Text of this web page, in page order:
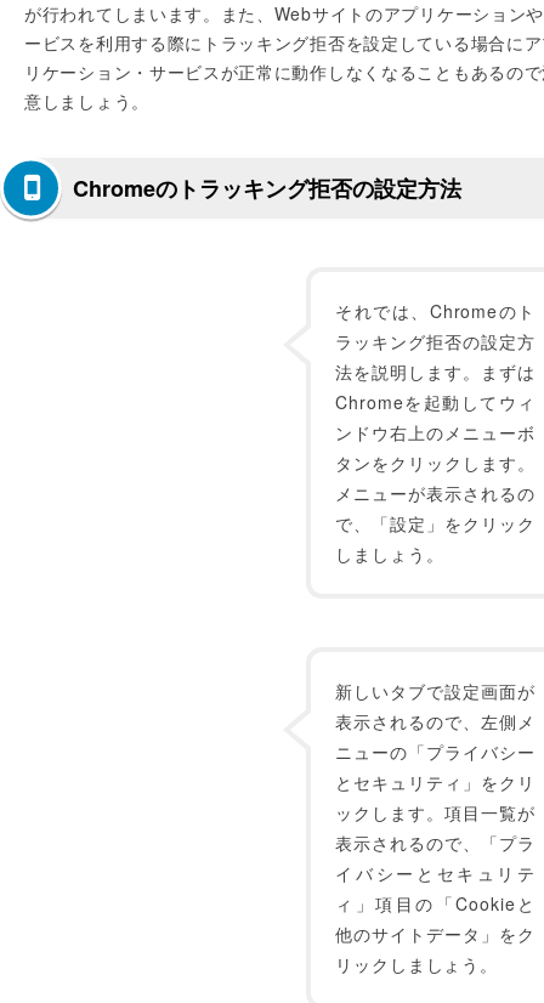
が行われてしまいます。また、Webサイトのアプリケーション
ービスを利用する際にトラッキング拒否を設定している場合に
リケーション・サービスが正常に動作しなくなることもあるの
意しましょう。
Chromeのトラッキング拒否の設定方法
それでは、Chromeのト
ラッキング拒否の設定方
法を説明します。まずは
Chromeを起動してウィ
ンドウ右上のメニューボ
タンをクリックします。
メニューが表示されるの
で、「設定」をクリック
しましょう。
新しいタブで設定画面が
表示されるので、左側メ
ニューの「プライバシー
とセキュリティ」をクリ
ックします。項目一覧が
表示されるので、「プラ
イバシーとセキュリテ
ィ」項目の「Cookieと
他のサイトデータ」をク
リックしましょう。